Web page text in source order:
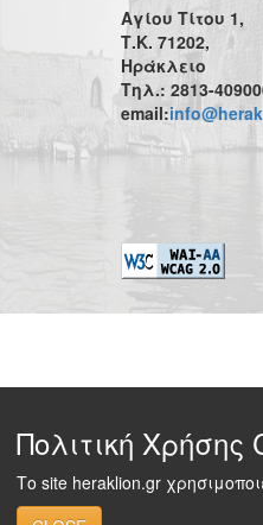
Αγίου Τίτου 1,
Τ.Κ. 71202,
Ηράκλειο
Τηλ.: 2813-
email:
Πολιτική Χρήσης
Το site heraklion.gr